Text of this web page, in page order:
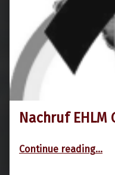
Nachruf EHLM
Continue reading…